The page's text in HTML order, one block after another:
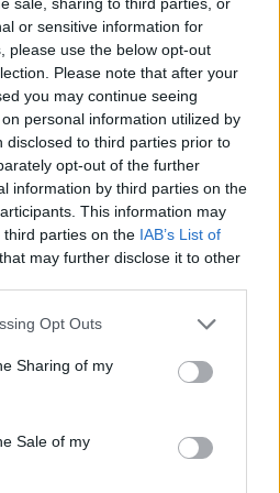
or sensitive information for
please use the below opt-out
Please note that after your
you may continue seeing
personal information utilized by
disclosed to third parties prior to
opt-out of the further
information by third parties on the
This information may
parties on the IAB’s List of
that may further disclose it to other
app uses one or more Google
behaviour. You may click to
and its third-party tags to
purposes in below Google
Opt Outs
Sharing of my
Sale of my
a kiváló finnugrista,
mellékesen kapus
azt írtam, hogy az
mellett sajnálja, hogy
kap, illetve, hogy összekötő
Jelentem, tévedtem. A…